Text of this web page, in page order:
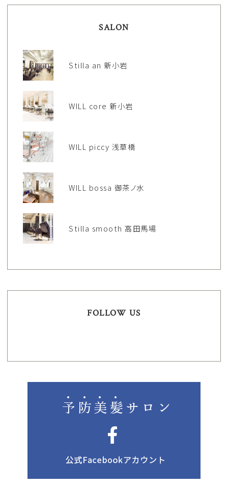
SALON
Stilla an 新小岩
WILL core 新小岩
WILL piccy 浅草橋
WILL bossa 御茶ノ水
Stilla smooth 高田馬場
FOLLOW US